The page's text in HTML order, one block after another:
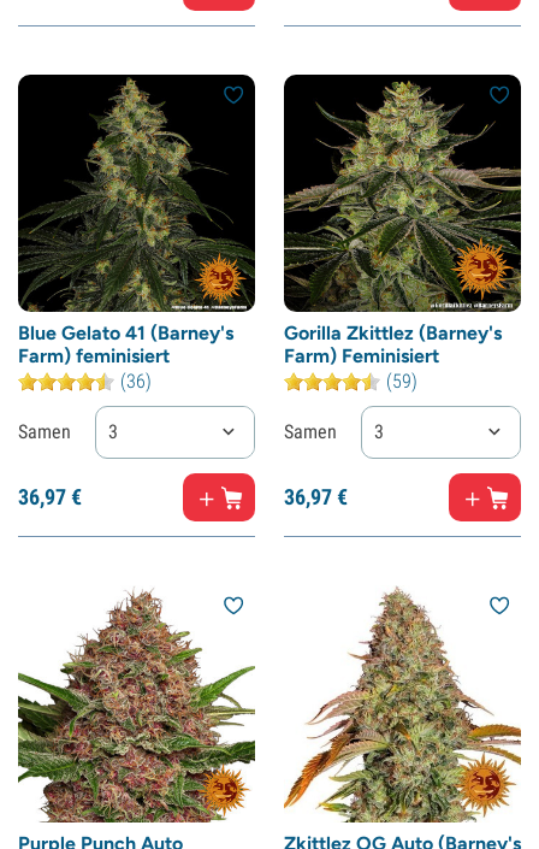
Blue Gelato 41 (Barney's
Farm) feminisiert
(36)
Samen 3
36,97€
Gorilla Zkittlez (Barney's
Farm) Feminisiert
(59)
Samen 3
36,97€
Purple Punch Auto
Zkittlez OG Auto (Barney's